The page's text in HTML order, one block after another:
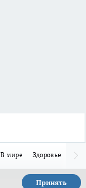
В мире Здоровье
Принять